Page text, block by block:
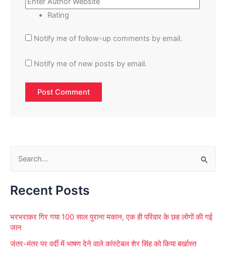
Rating
Notify me of follow-up comments by email.
Notify me of new posts by email.
a
c
Recent Posts
भरभराकर गिर गया 100 साल पुराना मकान, एक ही परिवार के छह लोगों की गई
जान
जंतर-मंतर पर वर्दी में भाषण देने वाले कांस्टेबल शेर सिंह को किया बर्खास्त